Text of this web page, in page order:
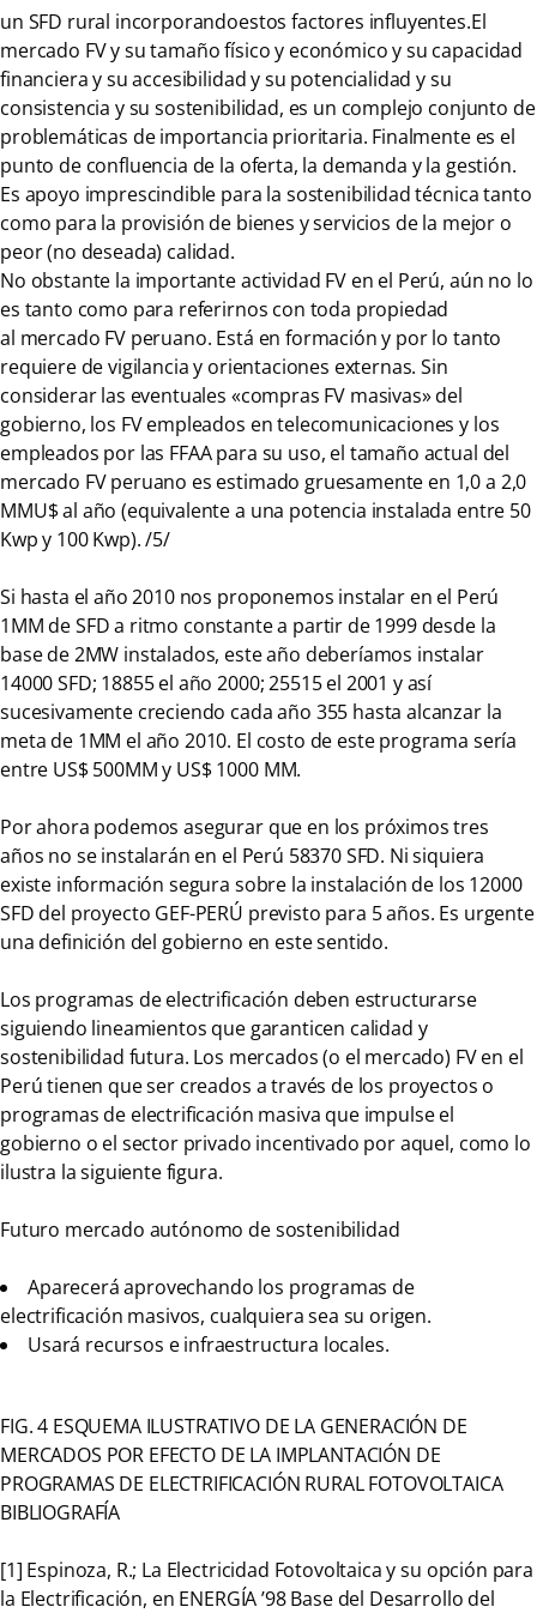
un SFD rural incorporandoestos factores influyentes.El
mercado FV y su tamaño físico y económico y su capacidad
financiera y su accesibilidad y su potencialidad y su
consistencia y su sostenibilidad, es un complejo conjunto de
problemáticas de importancia prioritaria. Finalmente es el
punto de confluencia de la oferta, la demanda y la gestión.
Es apoyo imprescindible para la sostenibilidad técnica tanto
como para la provisión de bienes y servicios de la mejor o
peor (no deseada) calidad.
No obstante la importante actividad FV en el Perú, aún no lo
es tanto como para referirnos con toda propiedad
al mercado FV peruano. Está en formación y por lo tanto
requiere de vigilancia y orientaciones externas. Sin
considerar las eventuales «compras FV masivas» del
gobierno, los FV empleados en telecomunicaciones y los
empleados por las FFAA para su uso, el tamaño actual del
mercado FV peruano es estimado gruesamente en 1,0 a 2,0
MMU$ al año (equivalente a una potencia instalada entre 50
Kwp y 100 Kwp). /5/
Si hasta el año 2010 nos proponemos instalar en el Perú
1MM de SFD a ritmo constante a partir de 1999 desde la
base de 2MW instalados, este año deberíamos instalar
14000 SFD; 18855 el año 2000; 25515 el 2001 y así
sucesivamente creciendo cada año 355 hasta alcanzar la
meta de 1MM el año 2010. El costo de este programa sería
entre US$ 500MM y US$ 1000 MM.
Por ahora podemos asegurar que en los próximos tres
años no se instalarán en el Perú 58370 SFD. Ni siquiera
existe información segura sobre la instalación de los 12000
SFD del proyecto GEF-PERÚ previsto para 5 años. Es urgente
una definición del gobierno en este sentido.
Los programas de electrificación deben estructurarse
siguiendo lineamientos que garanticen calidad y
sostenibilidad futura. Los mercados (o el mercado) FV en el
Perú tienen que ser creados a través de los proyectos o
programas de electrificación masiva que impulse el
gobierno o el sector privado incentivado por aquel, como lo
ilustra la siguiente figura.
Futuro mercado autónomo de sostenibilidad
Aparecerá aprovechando los programas de
electrificación masivos, cualquiera sea su origen.
Usará recursos e infraestructura locales.
FIG. 4 ESQUEMA ILUSTRATIVO DE LA GENERACIÓN DE
MERCADOS POR EFECTO DE LA IMPLANTACIÓN DE
PROGRAMAS DE ELECTRIFICACIÓN RURAL FOTOVOLTAICA
BIBLIOGRAFÍA
[1] Espinoza, R.; La Electricidad Fotovoltaica y su opción para
la Electrificación, en ENERGÍA ’98 Base del Desarrollo del